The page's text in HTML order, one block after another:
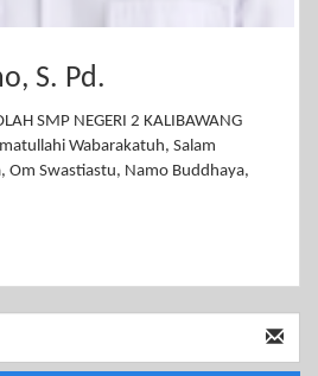
S. Pd.
SMP NEGERI 2 KALIBAWANG
Wabarakatuh, Salam
Om Swastiastu, Namo Buddhaya,